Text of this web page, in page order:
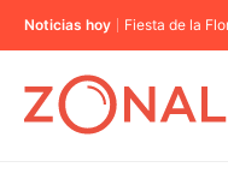
Noticias hoy Fiesta de la